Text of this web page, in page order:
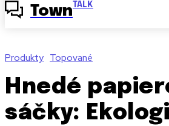
Town TALK
Produkty Topované
Hnedé
sáčky: